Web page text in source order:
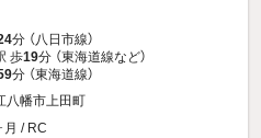
分 （八日市線）
歩19分 （東海道線など）
分 （東海道線）
八幡市上田町
月 / RC